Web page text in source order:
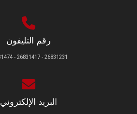
رقم التليفون
26831231 - 26831417 - 26831474
البريد الإلكتروني